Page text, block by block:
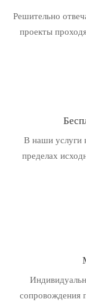
Решительно
проекты
В наши услуги
пределах
сопровождения